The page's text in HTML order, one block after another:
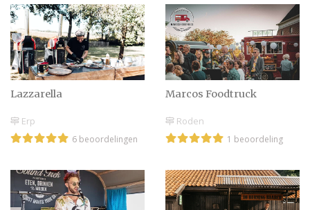
Lazzarella
Erp
6 beoordelingen
Marcos Foodtruck
Roden
1 beoordeling